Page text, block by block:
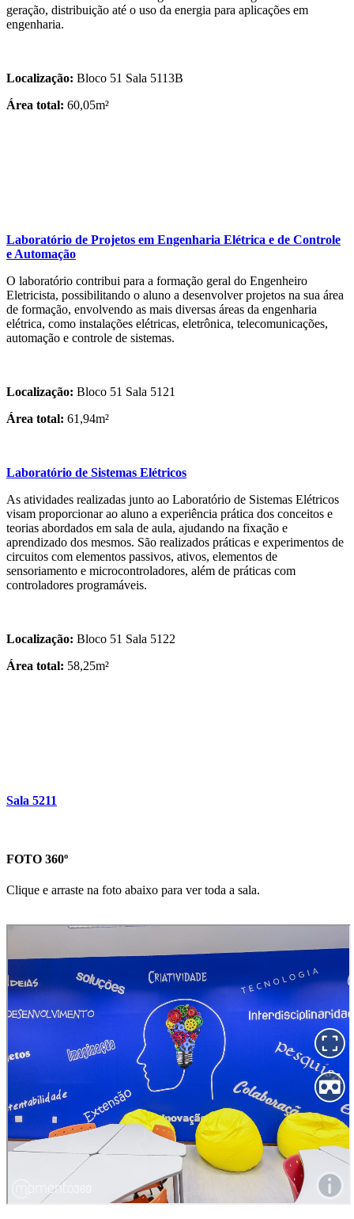
geração, distribuição até o uso da energia para aplicações em
engenharia.
Localização: Bloco 51 Sala 5113B
Área total: 60,05m²
Laboratório de Projetos em Engenharia Elétrica e de Controle
e Automação
O laboratório contribui para a formação geral do Engenheiro
Eletricista, possibilitando o aluno a desenvolver projetos na sua área
de formação, envolvendo as mais diversas áreas da engenharia
elétrica, como instalações elétricas, eletrônica, telecomunicações,
automação e controle de sistemas.
Localização: Bloco 51 Sala 5121
Área total: 61,94m²
Laboratório de Sistemas Elétricos
As atividades realizadas junto ao Laboratório de Sistemas Elétricos
visam proporcionar ao aluno a experiência prática dos conceitos e
teorias abordados em sala de aula, ajudando na fixação e
aprendizado dos mesmos. São realizados práticas e experimentos de
circuitos com elementos passivos, ativos, elementos de
sensoriamento e microcontroladores, além de práticas com
controladores programáveis.
Localização: Bloco 51 Sala 5122
Área total: 58,25m²
Sala 5211
FOTO 360º
Clique e arraste na foto abaixo para ver toda a sala.